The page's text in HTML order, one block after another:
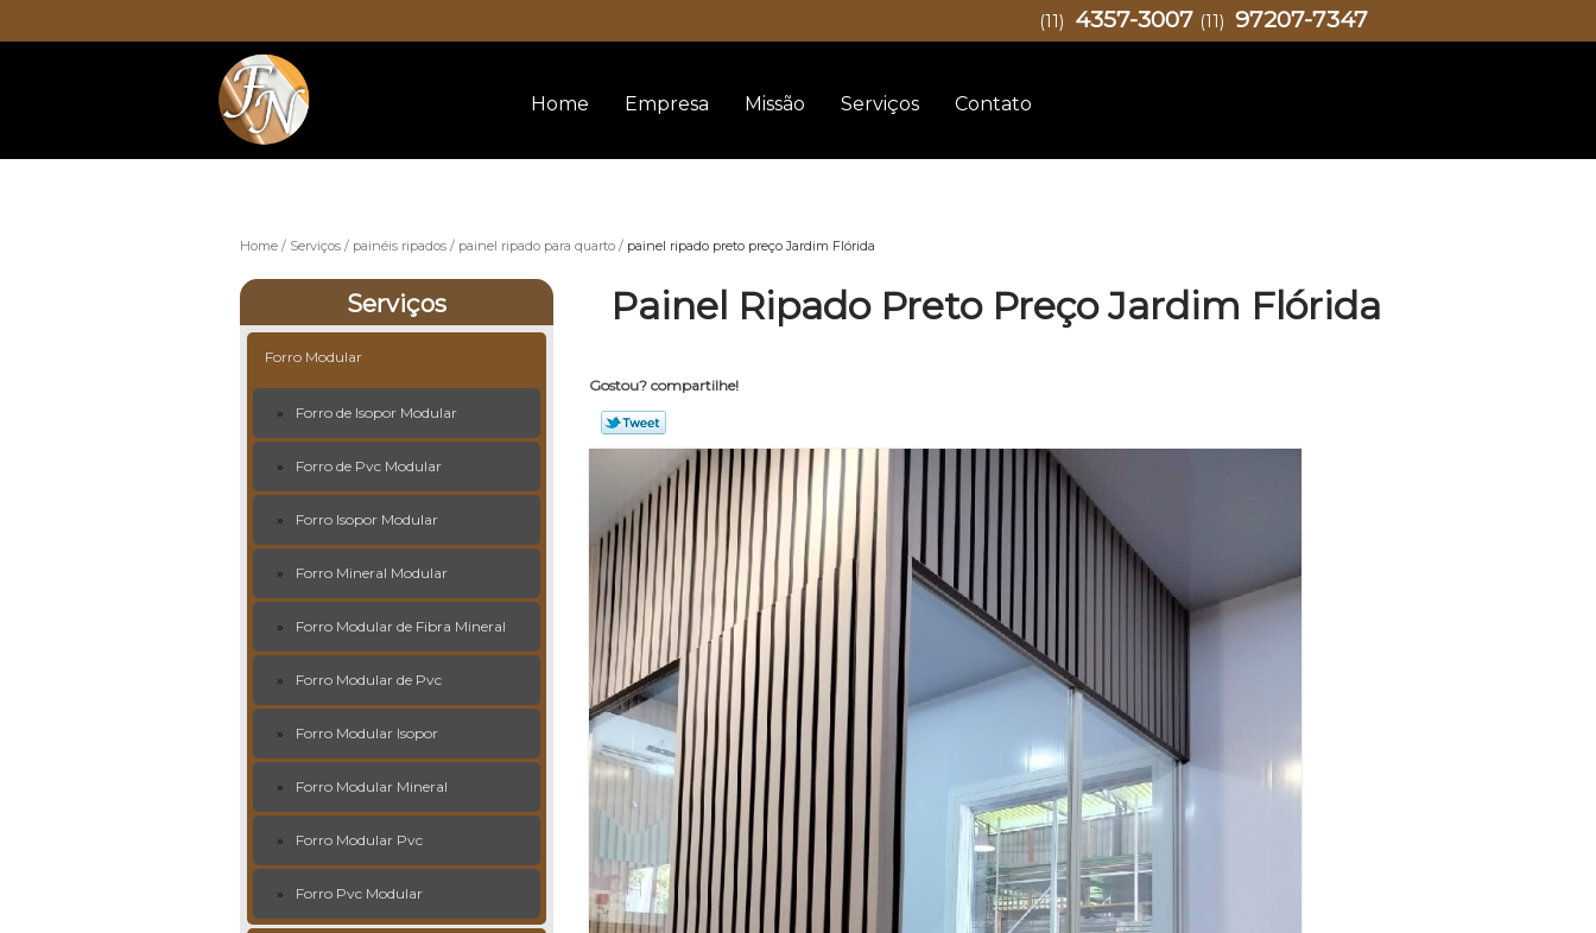
Home Empresa Missão Serviços Contato
(11) 4357-3007 (11) 97207-7347
Home Serviços painéis ripados painel ripado para quarto painel ripado preto preço Jardim Flórida
Serviços
Forro Modular
Forro de Isopor Modular
Forro de Pvc Modular
Forro Isopor Modular
Forro Mineral Modular
Forro Modular de Fibra Mineral
Forro Modular de Pvc
Forro Modular Isopor
Forro Modular Mineral
Forro Modular Pvc
Forro Pvc Modular
Painel Ripado Preto Preço Jardim Flórida
Gostou? compartilhe!